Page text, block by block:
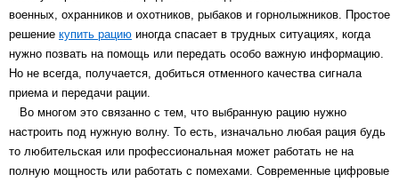
военных, охранников и охотников, рыбаков и горнолыжников. Простое
решение купить рацию иногда спасает в трудных ситуациях, когда
нужно позвать на помощь или передать особо важную информацию.
Но не всегда, получается, добиться отменного качества сигнала
приема и передачи рации.
Во многом это связанно с тем, что выбранную рацию нужно
настроить под нужную волну. То есть, изначально любая рация будь
то любительская или профессиональная может работать не на
полную мощность или работать с помехами. Современные цифровые